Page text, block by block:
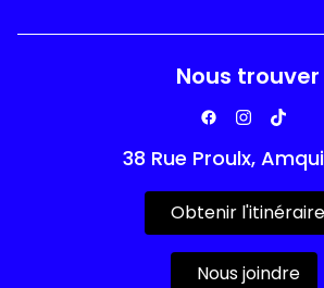
Nous trouver
38 Rue Proulx,
Obtenir l'itinéraire
Nous joindre